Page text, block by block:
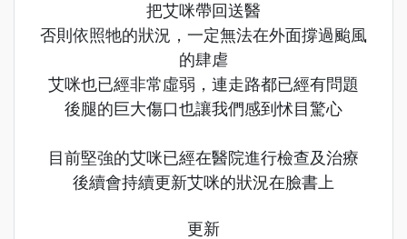
把艾咪帶回送醫
否則依照牠的狀況，一定無法在外面撐過颱風
的肆虐
艾咪也已經非常虛弱，連走路都已經有問題
後腿的巨大傷口也讓我們感到怵目驚心
目前堅強的艾咪已經在醫院進行檢查及治療
後續會持續更新艾咪的狀況在臉書上
更新